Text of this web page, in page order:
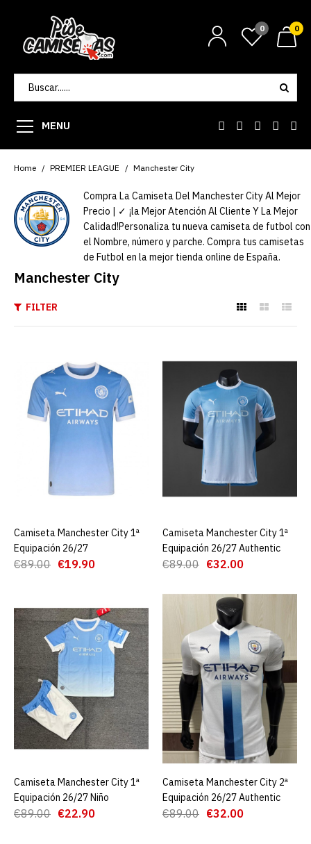
0 0
MENU
Home PREMIER LEAGUE Manchester City
Compra La Camiseta Del Manchester City Al Mejor
Precio | ✓ ¡la Mejor Atención Al Cliente Y La Mejor
Calidad!Personaliza tu nueva camiseta de futbol con
el Nombre, número y parche. Compra tus camisetas
de Futbol en la mejor tienda online de España.
Manchester City
FILTER
1ª Equipación 26/27
€89.00 €19.90
AGREGAR AL CARRO
ADD TO COMPARE
ADD TO WISHLIST
Camiseta Manchester City
1ª Equipación 26/27
Authentic
€32.00
AGREGAR AL CARRO
ADD TO COMPARE
ADD TO WISHLIST
Camiseta Manchester City
1ª Equipación 26/27 Niño
€89.00 €22.90
AGREGAR AL CARRO
Camiseta Manchester City 1ª
Equipación 26/27
€89.00 €19.90
AGREGAR AL CARRO
Camiseta Manchester City 1ª
Equipación 26/27 Authentic
€89.00 €32.00
AGREGAR AL CARRO
Camiseta Manchester City 1ª
Equipación 26/27 Niño
€89.00 €22.90
AGREGAR AL CARRO
Camiseta Manchester City 2ª
Equipación 26/27 Authentic
€89.00 €32.00